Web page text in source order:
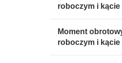
roboczym i kącie
Moment
roboczym i kącie